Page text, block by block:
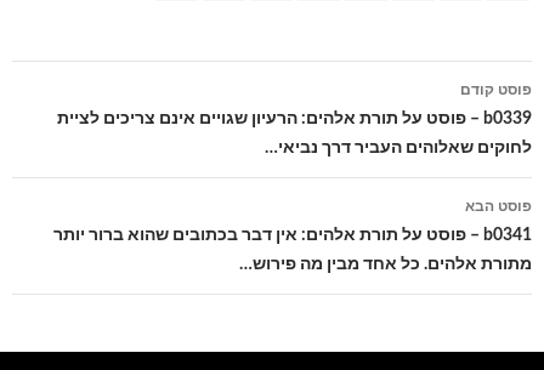
ניווט
בפוסטים
פוסט קודם
b0339 – פוסט על תורת אלהים: הרעיון שגויים אינם צריכים לציית
לחוקים שאלוהים העביר דרך נביאי…
פוסט הבא
b0341 – פוסט על תורת אלהים: אין דבר בכתובים שהוא ברור יותר
מתורת אלהים. כל אחד מבין מה פירוש…